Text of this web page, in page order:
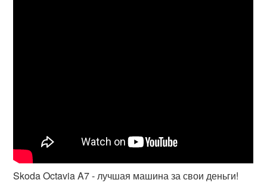
Skoda Octavia A7 - лучшая машина за свои деньги!